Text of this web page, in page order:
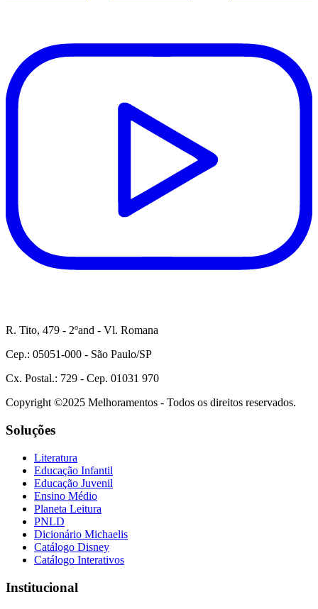
R. Tito, 479 - 2ºand - Vl. Romana
Cep.: 05051-000 - São Paulo/SP
Cx. Postal.: 729 - Cep. 01031 970
Copyright ©2025 Melhoramentos - Todos os direitos reservados.
Soluções
Literatura
Educação Infantil
Educação Juvenil
Ensino Médio
Planeta Leitura
PNLD
Dicionário Michaelis
Catálogo Disney
Catálogo Interativos
Institucional